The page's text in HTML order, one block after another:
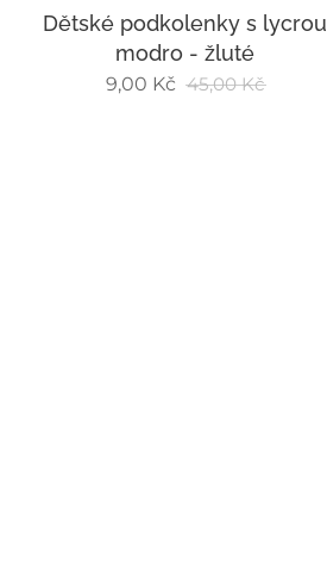
Dětské podkolenky s lycrou
modro - žluté
9,00 Kč 45,00Kč